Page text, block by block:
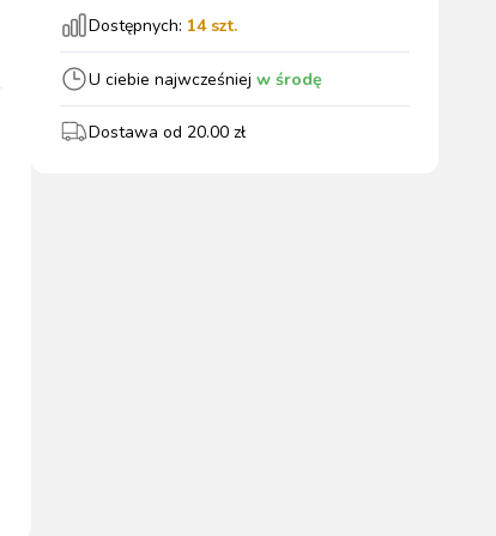
wszystkie
Dostępnych: 14szt.
U ciebie najwcześniej w środę
Dostawa od 20.00 zł